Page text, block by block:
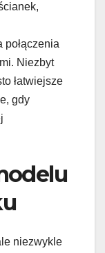
połączenia
Niezbyt
łatwiejsze
gdy
niezwykle